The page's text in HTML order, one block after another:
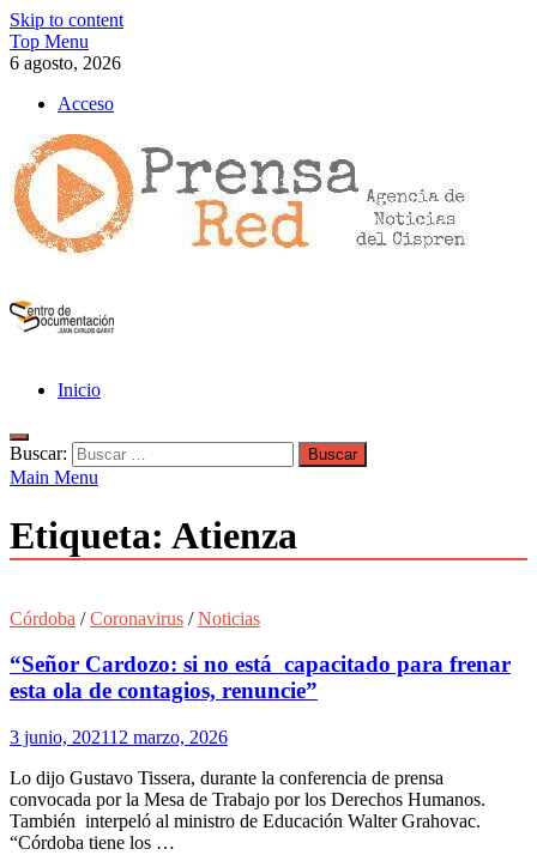
Skip to content
Top Menu
6 agosto, 2026
Acceso
LA AGENCIA DE NOTICIAS DEL CISPREN
Inicio
Buscar:
Main Menu
Etiqueta: Atienza
Córdoba /Coronavirus /Noticias
“Señor Cardozo: si no está capacitado para frenar
esta ola de contagios, renuncie”
3 junio, 202112 marzo, 2026
Lo dijo Gustavo Tissera, durante la conferencia de prensa
convocada por la Mesa de Trabajo por los Derechos Humanos.
También interpeló al ministro de Educación Walter Grahovac.
“Córdoba tiene los …